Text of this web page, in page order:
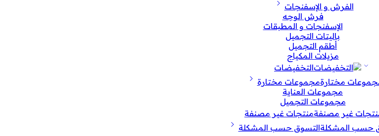
الفرش و الإسفنجات
فرش الوجه
الإسفنجات و المطبقات
باليتات التجميل
أطقم التجميل
مزيلات المكياج
التخفيضات
مجموعات مختارة
مجموعات العناية
مجموعات التجميل
منتجات غير مصنفة
التسوق حسب المشكلة